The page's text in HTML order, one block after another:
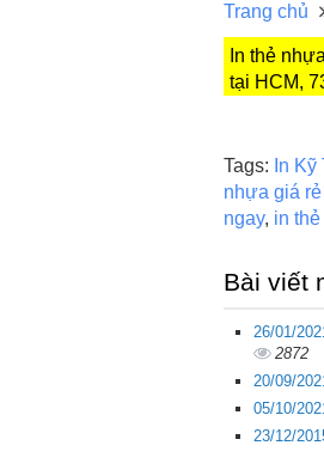
Trang chủ
In thẻ
tại HCM,
Tags: In
nhựa giá
ngay, in
Bài viết
26/01/
2872
20/09/
05/10/
23/12/